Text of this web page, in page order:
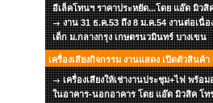
อีเล็คโทนฯ ราคาประหยัด...โดย แอ๊ด มิวสิ
งาน 31 ธ.ค.53 ถึง 8 ม.ค.54 งานต่อเนื่
เด็ก ม.กลางกรุง เกษตรนวมินทร์ บางเขน
เครื่องเสียงกิจกรรม งานแสดง เปิดตัวสินค้า
เครื่องเสียงให้เช่างานประชุม+ไฟ พร้อ
ในอาคาร-นอกอาคาร โดย แอ๊ด มิวสิค โท